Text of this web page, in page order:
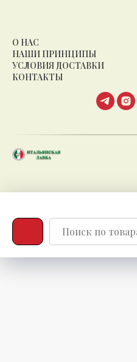
О НАС
НАШИ ПРИНЦИПЫ
УСЛОВИЯ ДОСТАВКИ
КОНТАКТЫ